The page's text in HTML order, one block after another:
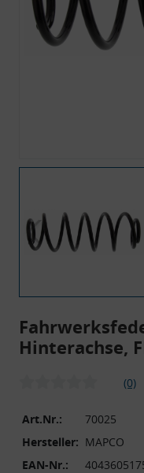
Hinterachse,
(0)
Art.Nr.:
70025
Hersteller: MAPCO
EAN-Nr.: